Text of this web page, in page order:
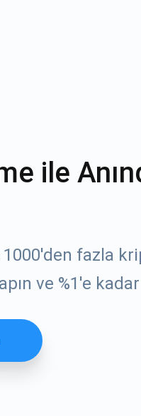
ile
fazla
ve %1'e